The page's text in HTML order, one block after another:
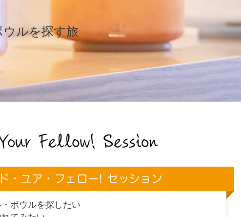
ルを探す旅
Fellow! Session
・ユア・フェロー! セッション
ボウルを探したい